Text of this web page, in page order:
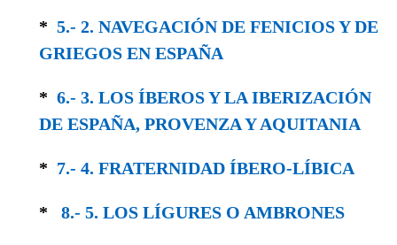
* 5.- 2. NAVEGACIÓN DE FENICIOS Y DE
GRIEGOS EN ESPAÑA
* 6.- 3. LOS ÍBEROS Y LA IBERIZACIÓN
DE ESPAÑA, PROVENZA Y AQUITANIA
* 7.- 4. FRATERNIDAD ÍBERO-LÍBICA
* 8.- 5. LOS LÍGURES O AMBRONES